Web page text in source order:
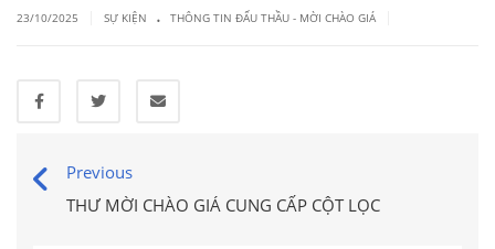
23/10/2025 SỰ KIỆN . THÔNG TIN ĐẤU THẦU - MỜI CHÀO GIÁ
Previous
THƯ MỜI CHÀO GIÁ CUNG CẤP CỘT LỌC